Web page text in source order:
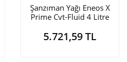
Şanzıman Yağı Eneos X
Prime Cvt-Fluid 4 Litre
5.721,59 TL